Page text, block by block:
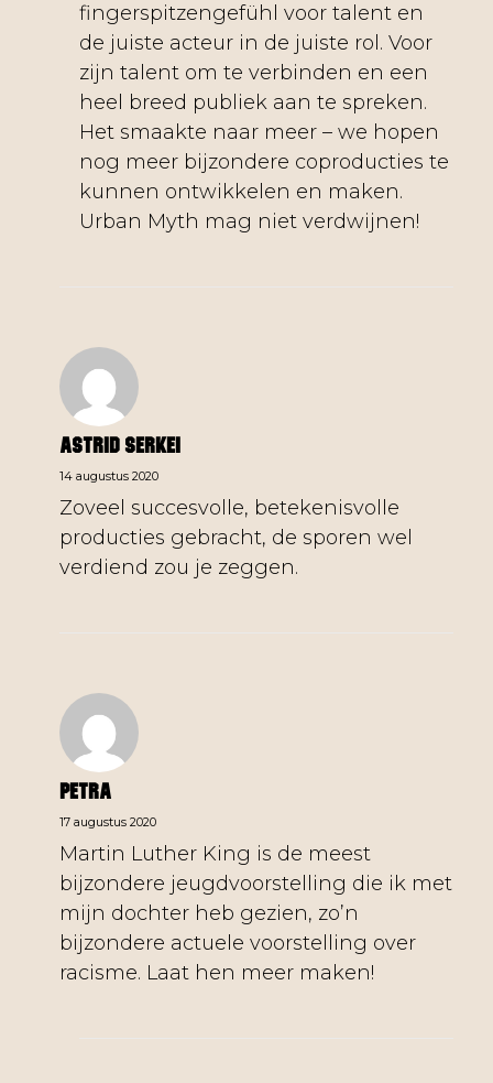
fingerspitzengefühl voor talent en
de juiste acteur in de juiste rol. Voor
zijn talent om te verbinden en een
heel breed publiek aan te spreken.
Het smaakte naar meer – we hopen
nog meer bijzondere coproducties te
kunnen ontwikkelen en maken.
Urban Myth mag niet verdwijnen!
Astrid Serkei
14 augustus 2020
Zoveel succesvolle, betekenisvolle
producties gebracht, de sporen wel
verdiend zou je zeggen.
Petra
17 augustus 2020
Martin Luther King is de meest
bijzondere jeugdvoorstelling die ik met
mijn dochter heb gezien, zo’n
bijzondere actuele voorstelling over
racisme. Laat hen meer maken!